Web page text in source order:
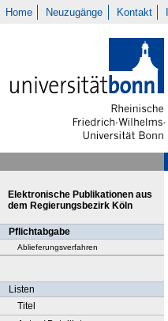
Home Neuzugänge Kontakt
Elektronische Publikationen aus
dem Regierungsbezirk Köln
Pflichtabgabe
Ablieferungsverfahren
Listen
Titel